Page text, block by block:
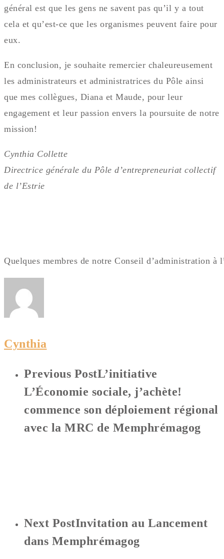
général est que les gens ne savent pas qu’il y a tout
cela et qu’est-ce que les organismes peuvent faire pour
eux.
En conclusion, je souhaite remercier chaleureusement
les administrateurs et administratrices du Pôle ainsi
que mes collègues, Diana et Maude, pour leur
engagement et leur passion envers la poursuite de notre
mission!
Cynthia Collette
Directrice générale du Pôle d’entrepreneuriat collectif
de l’Estrie
Quelques membres de notre Conseil d’administration à
Cynthia
Previous PostL’initiative
L’Économie sociale, j’achète!
commence son déploiement régional
avec la MRC de Memphrémagog
Next PostInvitation au Lancement
dans Memphrémagog